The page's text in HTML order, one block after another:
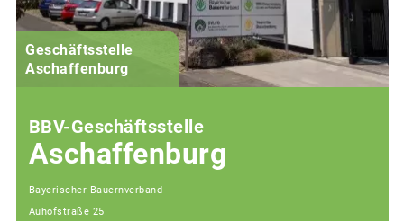
Geschäftsstelle
Aschaffenburg
BBV-Geschäftsstelle
Aschaffenburg
Bayerischer Bauernverband
Auhofstraße 25